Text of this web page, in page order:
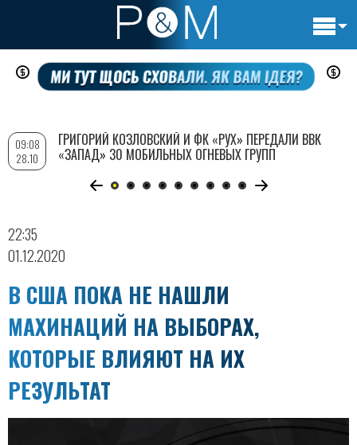
Перейти
содержанию
22:35
01.12.2020
В США ПОКА НЕ НАШЛИ
МАХИНАЦИЙ НА ВЫБОРАХ,
КОТОРЫЕ ВЛИЯЮТ НА ИХ
РЕЗУЛЬТАТ
09:08
28.10
ГРИГОРИЙ КОЗЛОВСКИЙ И ФК «РУХ» ПЕРЕДАЛИ ВВК
«ЗАПАД» 30 МОБИЛЬНЫХ ОГНЕВЫХ ГРУПП